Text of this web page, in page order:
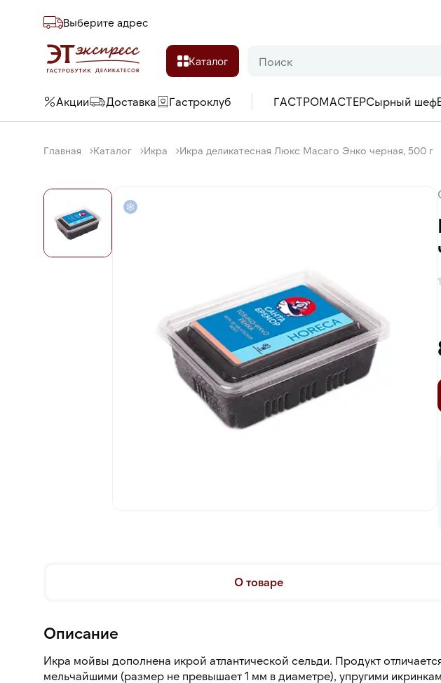
Выберите адреc
Каталог
Акции Доставка Гастроклуб ГАСТРОМАСТЕРСырный шеф
Главная Каталог Икра Икра деликатесная Люкс Масаго Энко черная, 500 г
О товаре
Описание
Икра мойвы дополнена икрой атлантической сельди. Продукт
мельчайшими (размер не превышает 1 мм в диаметре), упругими